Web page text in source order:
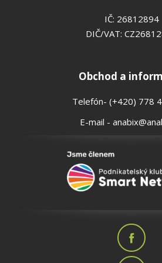
IČ: 26812894
DIČ/VAT:
Obchod a
Telefón- (+420) 778
E-mail -